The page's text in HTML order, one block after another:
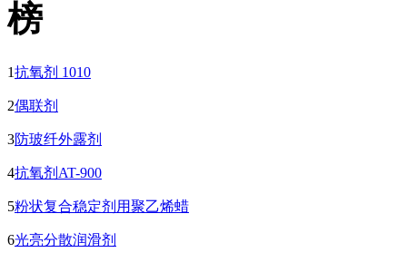
1抗氧剂 1010
2偶联剂
3防玻纤外露剂
4抗氧剂AT-900
5粉状复合稳定剂用聚乙烯蜡
6光亮分散润滑剂